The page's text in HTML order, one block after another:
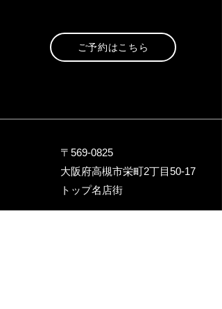
ご予約はこちら
〒569-0825
大阪府高槻市栄町2丁目50-17
トップ名店街